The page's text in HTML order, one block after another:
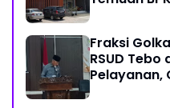
Fraksi
RSUD
Pelayanan,